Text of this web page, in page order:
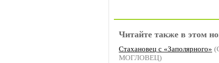
Читайте также в этом
Стахановец с «Заполярного»
МОГЛОВЕЦ)